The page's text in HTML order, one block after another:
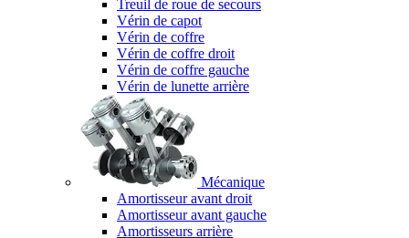
Treuil de roue de secours
Vérin de capot
Vérin de coffre
Vérin de coffre droit
Vérin de coffre gauche
Vérin de lunette arrière
Mécanique
Amortisseur avant droit
Amortisseur avant gauche
Amortisseurs arrière